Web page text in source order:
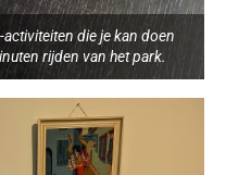
die je kan doen
rijden van het park.